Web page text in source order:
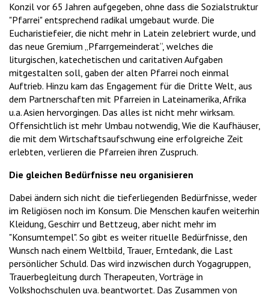
Konzil vor 65 Jahren aufgegeben, ohne dass die Sozialstruktur
"Pfarrei" entsprechend radikal umgebaut wurde. Die
Eucharistiefeier, die nicht mehr in Latein zelebriert wurde, und
das neue Gremium „Pfarrgemeinderat“, welches die
liturgischen, katechetischen und caritativen Aufgaben
mitgestalten soll, gaben der alten Pfarrei noch einmal
Auftrieb. Hinzu kam das Engagement für die Dritte Welt, aus
dem Partnerschaften mit Pfarreien in Lateinamerika, Afrika
u.a. Asien hervorgingen. Das alles ist nicht mehr wirksam.
Offensichtlich ist mehr Umbau notwendig, Wie die Kaufhäuser,
die mit dem Wirtschaftsaufschwung eine erfolgreiche Zeit
erlebten, verlieren die Pfarreien ihren Zuspruch.
Die gleichen Bedürfnisse neu organisieren
Dabei ändern sich nicht die tieferliegenden Bedürfnisse, weder
im Religiösen noch im Konsum. Die Menschen kaufen weiterhin
Kleidung, Geschirr und Bettzeug, aber nicht mehr im
"Konsumtempel". So gibt es weiter rituelle Bedürfnisse, den
Wunsch nach einem Weltbild, Trauer, Erntedank, die Last
persönlicher Schuld. Das wird inzwischen durch Yogagruppen,
Trauerbegleitung durch Therapeuten, Vorträge in
Volkshochschulen uva. beantwortet. Das Zusammen von